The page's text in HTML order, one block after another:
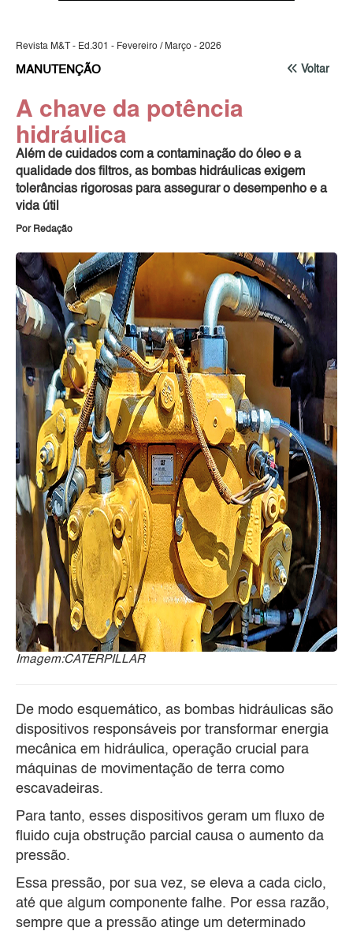
Revista M&T - Ed.301 - Fevereiro / Março - 2026
Voltar
MANUTENÇÃO
A chave da potência
hidráulica
Além de cuidados com a contaminação do óleo e a
qualidade dos filtros, as bombas hidráulicas exigem
tolerâncias rigorosas para assegurar o desempenho e a
vida útil
Por Redação
Imagem:CATERPILLAR
De modo esquemático, as bombas hidráulicas são
dispositivos responsáveis por transformar energia
mecânica em hidráulica, operação crucial para
máquinas de movimentação de terra como
escavadeiras.
Para tanto, esses dispositivos geram um fluxo de
fluido cuja obstrução parcial causa o aumento da
pressão.
Essa pressão, por sua vez, se eleva a cada ciclo,
até que algum componente falhe. Por essa razão,
sempre que a pressão atinge um determinado